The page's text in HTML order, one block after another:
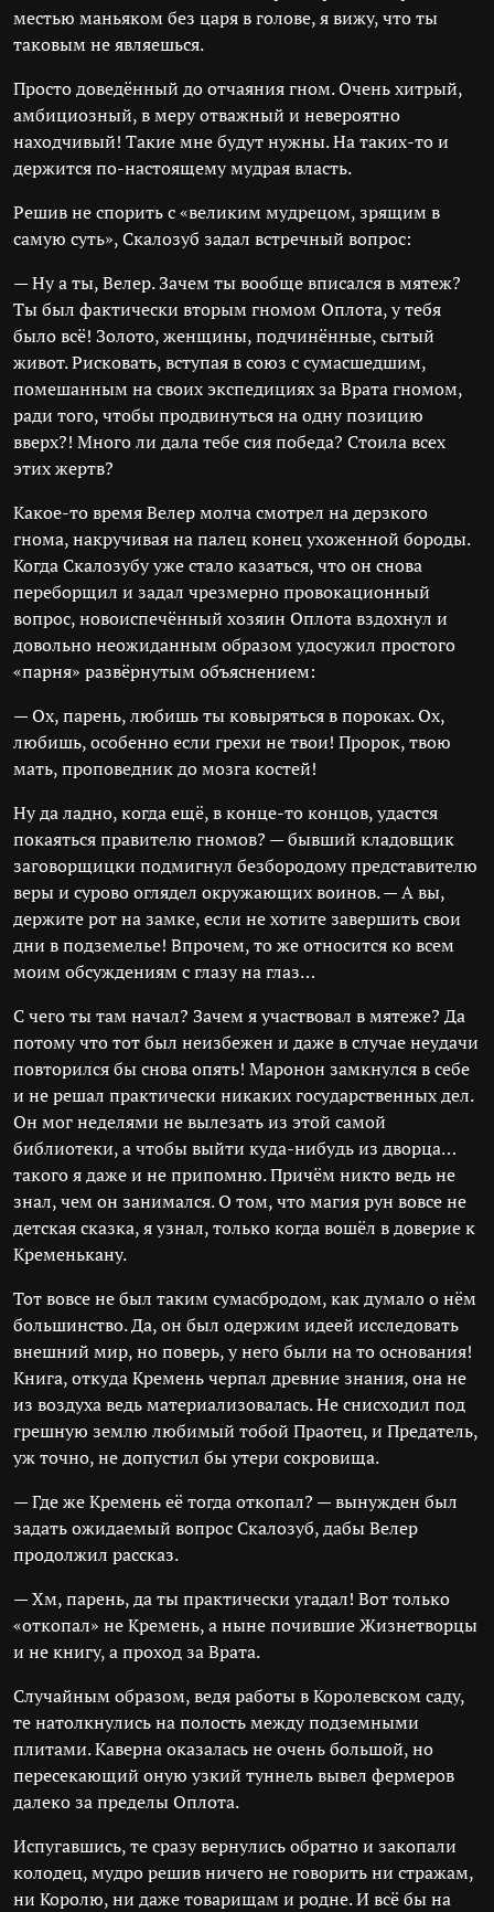
местью маньяком без царя в голове, я вижу, что ты
таковым не являешься.
Просто доведённый до отчаяния гном. Очень хитрый,
амбициозный, в меру отважный и невероятно
находчивый! Такие мне будут нужны. На таких-то и
держится по-настоящему мудрая власть.
Решив не спорить с «великим мудрецом, зрящим в
самую суть», Скалозуб задал встречный вопрос:
— Ну а ты, Велер. Зачем ты вообще вписался в мятеж?
Ты был фактически вторым гномом Оплота, у тебя
было всё! Золото, женщины, подчинённые, сытый
живот. Рисковать, вступая в союз с сумасшедшим,
помешанным на своих экспедициях за Врата гномом,
ради того, чтобы продвинуться на одну позицию
вверх?! Много ли дала тебе сия победа? Стоила всех
этих жертв?
Какое-то время Велер молча смотрел на дерзкого
гнома, накручивая на палец конец ухоженной бороды.
Когда Скалозубу уже стало казаться, что он снова
переборщил и задал чрезмерно провокационный
вопрос, новоиспечённый хозяин Оплота вздохнул и
довольно неожиданным образом удосужил простого
«парня» развёрнутым объяснением:
— Ох, парень, любишь ты ковыряться в пороках. Ох,
любишь, особенно если грехи не твои! Пророк, твою
мать, проповедник до мозга костей!
Ну да ладно, когда ещё, в конце-то концов, удастся
покаяться правителю гномов? — бывший кладовщик
заговорщицки подмигнул безбородому представителю
веры и сурово оглядел окружающих воинов. — А вы,
держите рот на замке, если не хотите завершить свои
дни в подземелье! Впрочем, то же относится ко всем
моим обсуждениям с глазу на глаз…
С чего ты там начал? Зачем я участвовал в мятеже? Да
потому что тот был неизбежен и даже в случае неудачи
повторился бы снова опять! Маронон замкнулся в себе
и не решал практически никаких государственных дел.
Он мог неделями не вылезать из этой самой
библиотеки, а чтобы выйти куда-нибудь из дворца…
такого я даже и не припомню. Причём никто ведь не
знал, чем он занимался. О том, что магия рун вовсе не
детская сказка, я узнал, только когда вошёл в доверие к
Кременькану.
Тот вовсе не был таким сумасбродом, как думало о нём
большинство. Да, он был одержим идеей исследовать
внешний мир, но поверь, у него были на то основания!
Книга, откуда Кремень черпал древние знания, она не
из воздуха ведь материализовалась. Не снисходил под
грешную землю любимый тобой Праотец, и Предатель,
уж точно, не допустил бы утери сокровища.
— Где же Кремень её тогда откопал? — вынужден был
задать ожидаемый вопрос Скалозуб, дабы Велер
продолжил рассказ.
— Хм, парень, да ты практически угадал! Вот только
«откопал» не Кремень, а ныне почившие Жизнетворцы
и не книгу, а проход за Врата.
Случайным образом, ведя работы в Королевском саду,
те натолкнулись на полость между подземными
плитами. Каверна оказалась не очень большой, но
пересекающий оную узкий туннель вывел фермеров
далеко за пределы Оплота.
Испугавшись, те сразу вернулись обратно и закопали
колодец, мудро решив ничего не говорить ни стражам,
ни Королю, ни даже товарищам и родне. И всё бы на